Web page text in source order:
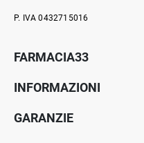
P. IVA 0432715016
FARMACIA33
INFORMAZIONI
GARANZIE